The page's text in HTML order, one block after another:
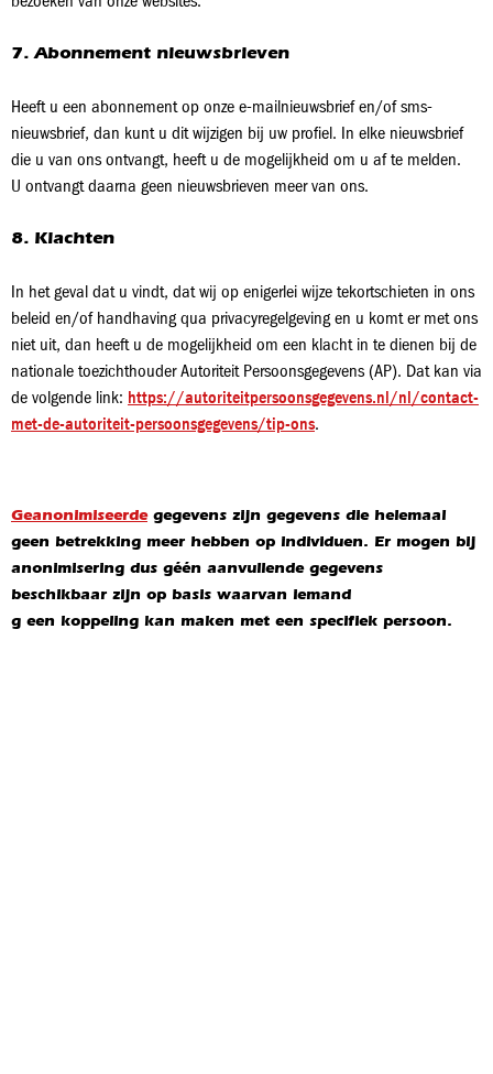
7. Abonnement nieuwsbrieven
Heeft u een abonnement op onze e-mailnieuwsbrief en/of sms-
nieuwsbrief, dan kunt u dit wijzigen bij uw profiel. In elke nieuwsbrief
die u van ons ontvangt, heeft u de mogelijkheid om u af te melden.
U ontvangt daarna geen nieuwsbrieven meer van ons.
8. Klachten
In het geval dat u vindt, dat wij op enigerlei wijze tekortschieten in ons
beleid en/of handhaving qua privacyregelgeving en u komt er met ons
niet uit, dan heeft u de mogelijkheid om een klacht in te dienen bij de
nationale toezichthouder Autoriteit Persoonsgegevens (AP). Dat kan via
de volgende link: https://autoriteitpersoonsgegevens.nl/nl/contact-
met-de-autoriteit-persoonsgegevens/tip-ons.
Geanonimiseerdegegevens zijn gegevens die helemaal
geen betrekking meer hebben op individuen. Er mogen bij
anonimisering dus géén aanvullende gegevens
beschikbaar zijn op basis waarvan iemand
g een koppeling kan maken met een specifiek persoon.